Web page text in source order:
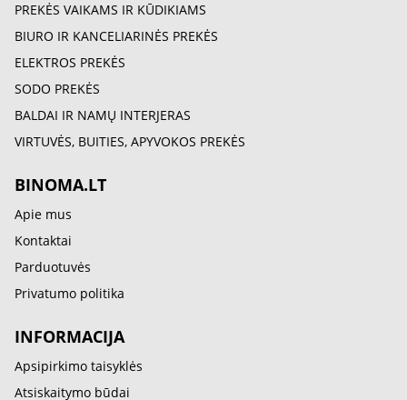
PREKĖS VAIKAMS IR KŪDIKIAMS
BIURO IR KANCELIARINĖS PREKĖS
ELEKTROS PREKĖS
SODO PREKĖS
BALDAI IR NAMŲ INTERJERAS
VIRTUVĖS, BUITIES, APYVOKOS PREKĖS
BINOMA.LT
Apie mus
Kontaktai
Parduotuvės
Privatumo politika
INFORMACIJA
Apsipirkimo taisyklės
Atsiskaitymo būdai